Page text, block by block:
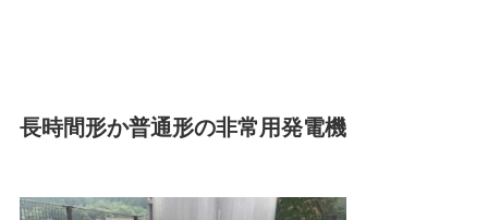
長時間形か普通形の非常用発電機